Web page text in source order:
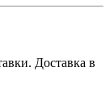
Доставка в